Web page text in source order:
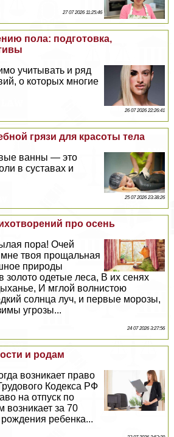
27 07 2026 11:25:46
пола: подготовка,
учитывать и ряд
о которых многие
26 07 2026 22:26:41
грязи для красоты тела
ванны — это
в суставах и
25 07 2026 23:38:26
про осень
пора! Очей
твоя прощальная
природы
золото одетые леса, В их сенях
И мглой волнистою
солнца луч, и первые морозы,
угрозы...
24 07 2026 3:27:56
и родам
возникает право
Кодекса РФ
на отпуск по
возникает за 70
ребенка...